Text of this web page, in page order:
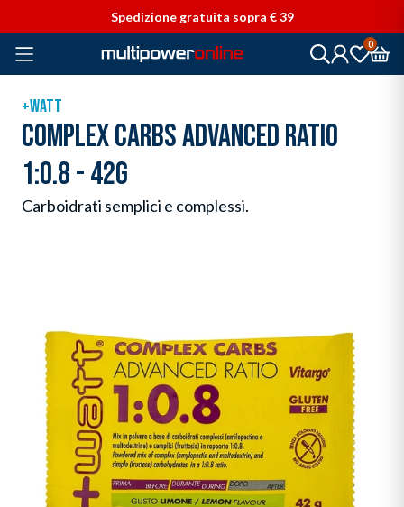
Spedizione gratuita sopra € 39
0
+WATT
COMPLEX CARBS ADVANCED RATIO
1:0.8 - 42G
Carboidrati semplici e complessi.